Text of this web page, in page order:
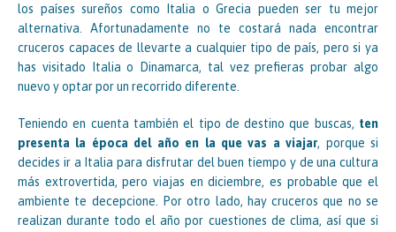
los países sureños como Italia o Grecia pueden ser tu mejor
alternativa. Afortunadamente no te costará nada encontrar
cruceros capaces de llevarte a cualquier tipo de país, pero si ya
has visitado Italia o Dinamarca, tal vez prefieras probar algo
nuevo y optar por un recorrido diferente.
Teniendo en cuenta también el tipo de destino que buscas, ten
presenta la época del año en la que vas a viajar, porque si
decides ir a Italia para disfrutar del buen tiempo y de una cultura
más extrovertida, pero viajas en diciembre, es probable que el
ambiente te decepcione. Por otro lado, hay cruceros que no se
realizan durante todo el año por cuestiones de clima, así que si